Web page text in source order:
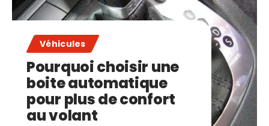
Véhicules
Pourquoi choisir une
boite automatique
pour plus de confort
au volant